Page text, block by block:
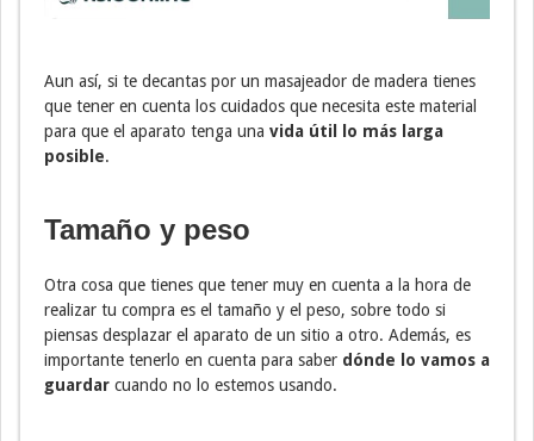
Aun así, si te decantas por un masajeador de madera tienes
que tener en cuenta los cuidados que necesita este material
para que el aparato tenga una vida útil lo más larga
posible.
Tamaño y peso
Otra cosa que tienes que tener muy en cuenta a la hora de
realizar tu compra es el tamaño y el peso, sobre todo si
piensas desplazar el aparato de un sitio a otro. Además, es
importante tenerlo en cuenta para saber dónde lo vamos a
guardar cuando no lo estemos usando.